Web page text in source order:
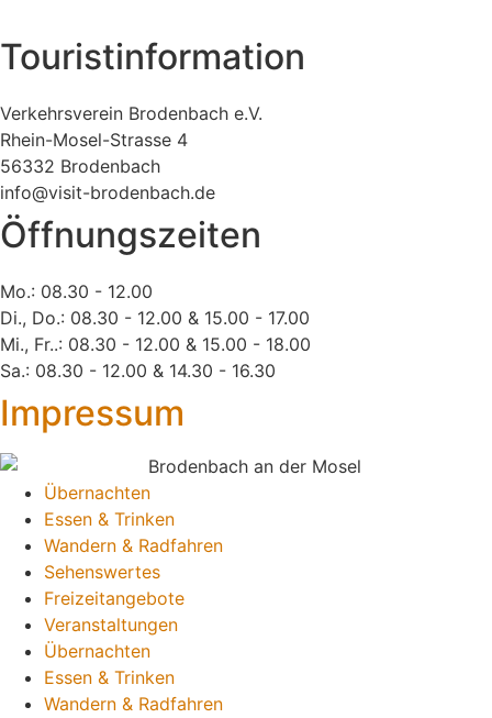
Touristinformation
Verkehrsverein Brodenbach e.V.
Rhein-Mosel-Strasse 4
56332 Brodenbach
info@visit-brodenbach.de
Öffnungszeiten
Mo.: 08.30 - 12.00
Di., Do.: 08.30 - 12.00 & 15.00 - 17.00
Mi., Fr..: 08.30 - 12.00 & 15.00 - 18.00
Sa.: 08.30 - 12.00 & 14.30 - 16.30
Impressum
Übernachten
Essen & Trinken
Wandern & Radfahren
Sehenswertes
Freizeitangebote
Veranstaltungen
Übernachten
Essen & Trinken
Wandern & Radfahren